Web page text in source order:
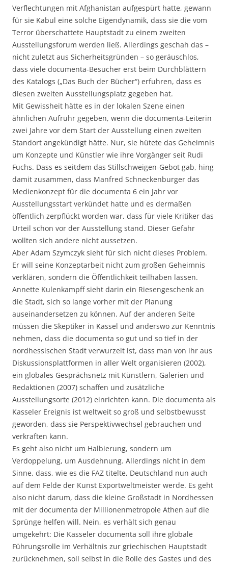
Verflechtungen mit Afghanistan aufgespürt hatte, gewann
für sie Kabul eine solche Eigendynamik, dass sie die vom
Terror überschattete Hauptstadt zu einem zweiten
Ausstellungsforum werden ließ. Allerdings geschah das –
nicht zuletzt aus Sicherheitsgründen – so geräuschlos,
dass viele documenta-Besucher erst beim Durchblättern
des Katalogs („Das Buch der Bücher“) erfuhren, dass es
diesen zweiten Ausstellungsplatz gegeben hat.
Mit Gewissheit hätte es in der lokalen Szene einen
ähnlichen Aufruhr gegeben, wenn die documenta-Leiterin
zwei Jahre vor dem Start der Ausstellung einen zweiten
Standort angekündigt hätte. Nur, sie hütete das Geheimnis
um Konzepte und Künstler wie ihre Vorgänger seit Rudi
Fuchs. Dass es seitdem das Stillschweigen-Gebot gab, hing
damit zusammen, dass Manfred Schneckenburger das
Medienkonzept für die documenta 6 ein Jahr vor
Ausstellungsstart verkündet hatte und es dermaßen
öffentlich zerpflückt worden war, dass für viele Kritiker das
Urteil schon vor der Ausstellung stand. Dieser Gefahr
wollten sich andere nicht aussetzen.
Aber Adam Szymczyk sieht für sich nicht dieses Problem.
Er will seine Konzeptarbeit nicht zum großen Geheimnis
verklären, sondern die Öffentlichkeit teilhaben lassen.
Annette Kulenkampff sieht darin ein Riesengeschenk an
die Stadt, sich so lange vorher mit der Planung
auseinandersetzen zu können. Auf der anderen Seite
müssen die Skeptiker in Kassel und anderswo zur Kenntnis
nehmen, dass die documenta so gut und so tief in der
nordhessischen Stadt verwurzelt ist, dass man von ihr aus
Diskussionsplattformen in aller Welt organisieren (2002),
ein globales Gesprächsnetz mit Künstlern, Galerien und
Redaktionen (2007) schaffen und zusätzliche
Ausstellungsorte (2012) einrichten kann. Die documenta als
Kasseler Ereignis ist weltweit so groß und selbstbewusst
geworden, dass sie Perspektivwechsel gebrauchen und
verkraften kann.
Es geht also nicht um Halbierung, sondern um
Verdoppelung, um Ausdehnung. Allerdings nicht in dem
Sinne, dass, wie es die FAZ titelte, Deutschland nun auch
auf dem Felde der Kunst Exportweltmeister werde. Es geht
also nicht darum, dass die kleine Großstadt in Nordhessen
mit der documenta der Millionenmetropole Athen auf die
Sprünge helfen will. Nein, es verhält sich genau
umgekehrt: Die Kasseler documenta soll ihre globale
Führungsrolle im Verhältnis zur griechischen Hauptstadt
zurücknehmen, soll selbst in die Rolle des Gastes und des